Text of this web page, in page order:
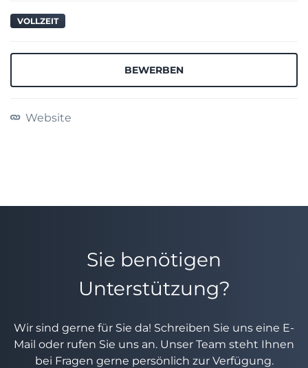
VOLLZEIT
BEWERBEN
Website
Sie benötigen
Unterstützung?
Wir sind gerne für Sie da! Schreiben Sie uns eine E-
Mail oder rufen Sie uns an. Unser Team steht Ihnen
bei Fragen gerne persönlich zur Verfügung.